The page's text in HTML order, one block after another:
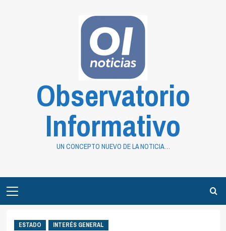
Observatorio
Informativo
UN CONCEPTO NUEVO DE LA NOTICIA…
Menu
ESTADO INTERÉS GENERAL